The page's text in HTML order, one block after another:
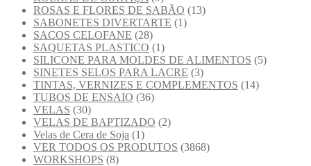
ROSAS E FLORES DE SABÃO (13)
SABONETES DIVERTARTE (1)
SACOS CELOFANE (28)
SAQUETAS PLASTICO (1)
SILICONE PARA MOLDES DE ALIMENTOS (5)
SINETES SELOS PARA LACRE (3)
TINTAS, VERNIZES E COMPLEMENTOS (14)
TUBOS DE ENSAIO (36)
VELAS (30)
VELAS DE BAPTIZADO (2)
Velas de Cera de Soja (1)
VER TODOS OS PRODUTOS (3868)
WORKSHOPS (8)